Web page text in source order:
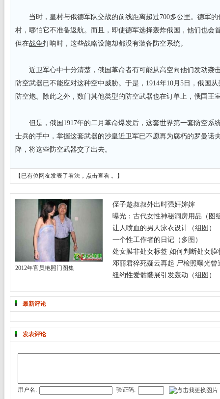
当时，皇村与俄德军队交战的前线距离超过700多公里。德军的
村，哪怕它不准备返航。而且，即使德军选择轰炸俄国，他们也会
但在战争打响时，这些战略设施却都没有装备防空系统。
近卫军心中十分清楚，俄国革命者有可能从高空向他们发动袭
防空武器已不能应对这种空中威胁。于是，1914年10月5日，俄国
防空炮。除此之外，数门其他类型的防空武器也在订单上，俄国王
但是，俄国1917年的二月革命爆发后，这套世界第一套防空系
士兵的手中，掌握这套武器的沙皇近卫军已不愿再为腐朽的罗曼诺
降，将这些防空武器交了出去。
【已有位网友发表了看法， 点击查看 。】
2012年官员艳照门图集
侄子趁叔叔外出时强奸婶婶
曝光：古代女性神秘洞房用品（图
让人喷血的男人泳衣设计（组图）
一个性工作者的日记（多图）
处女膜非处女标签 如何判断处女膜
邓丽君猝死疑云再起 尸检照曝光曾
纽约性爱骷髅展引发轰动（组图）
最新评论
发表评论
用户名: 验证码: